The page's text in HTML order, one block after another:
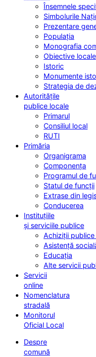
Însemnele
Simbolurile
Prezentare
Populația
Monografia
Obiective locale
Istoric
Monumente
Strategia de
Autoritățile
publice locale
Primarul
Consiliul local
RUTI
Primăria
Organigrama
Componența
Programul de
Statul de funcții
Extrase din
Conducerea
Instituțiile
și serviciile publice
Achiziții publice
Asistență
Educația
Alte servicii
Servicii
online
Nomenclatura
stradală
Monitorul
Oficial Local
Despre
comună